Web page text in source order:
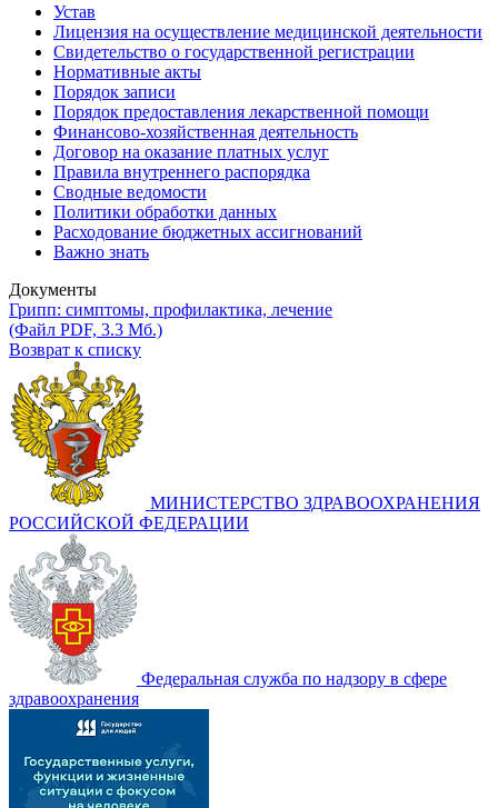
Устав
Лицензия на осуществление медицинской деятельности
Свидетельство о государственной регистрации
Нормативные акты
Порядок записи
Порядок предоставления лекарственной помощи
Финансово-хозяйственная деятельность
Договор на оказание платных услуг
Правила внутреннего распорядка
Сводные ведомости
Политики обработки данных
Расходование бюджетных ассигнований
Важно знать
Документы
Грипп: симптомы, профилактика, лечение
(Файл PDF, 3.3 Мб.)
Возврат к списку
МИНИСТЕРСТВО ЗДРАВООХРАНЕНИЯ
РОССИЙСКОЙ ФЕДЕРАЦИИ
Федеральная служба по надзору в сфере
здравоохранения